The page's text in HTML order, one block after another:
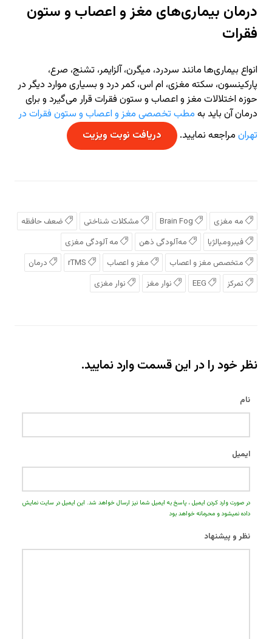
درمان بیماری‌های مغز و اعصاب و ستون
فقرات
انواع بیماری‌ها مانند سردرد، میگرن، آلزایمر، تشنج، صرع،
پارکینسون، سکته مغزی، ام اس، کمر درد و بسیاری موارد دیگر در
حوزه اختلالات مغز و اعصاب و ستون فقرات قرار می‌گیرد و برای
درمان آن باید به مطب تخصصی مغز و اعصاب و ستون فقرات در
تهران مراجعه نمایید. دریافت نوبت ویزیت
مه مغزی مشکلات شناختی
ضعف حافظه
فیبرومیالژیا
مه‌آلودگی ذهن
مه‌ آلودگی مغزی
متخصص مغز و اعصاب
مغز و اعصاب
درمان
تمرکز
نوار مغز نوار مغزی
نظر خود را در این قسمت وارد نمایید.
نام
ایمیل
در صورت وارد کردن ایمیل ، پاسخ به ایمیل شما نیز ارسال خواهد شد. این ایمیل در سایت نمایش
داده نمیشود و محرمانه خواهد بود
نظر و پیشنهاد